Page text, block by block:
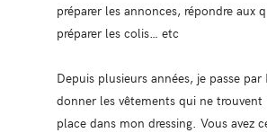
préparer les annonces, répondre aux
préparer les colis… etc
Depuis plusieurs années, je passe
donner les vêtements qui ne
place dans mon dressing. Vous avez